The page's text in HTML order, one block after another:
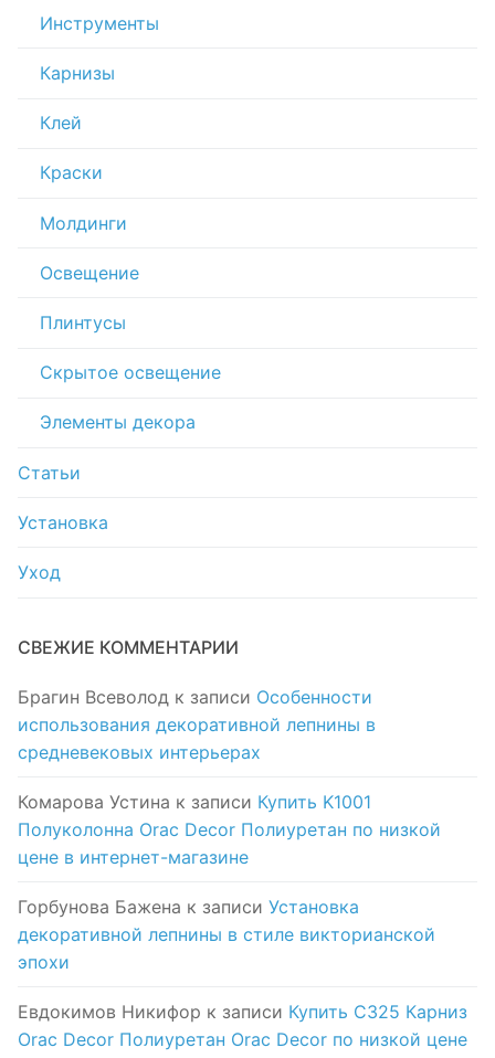
Инструменты
Карнизы
Клей
Краски
Молдинги
Освещение
Плинтусы
Скрытое освещение
Элементы декора
Статьи
Установка
Уход
СВЕЖИЕ КОММЕНТАРИИ
Брагин Всеволод к записи Особенности
использования декоративной лепнины в
средневековых интерьерах
Комарова Устина к записи Купить K1001
Полуколонна Orac Decor Полиуретан по низкой
цене в интернет-магазине
Горбунова Бажена к записи Установка
декоративной лепнины в стиле викторианской
эпохи
Евдокимов Никифор к записи Купить C325 Карниз
Orac Decor Полиуретан Orac Decor по низкой цене